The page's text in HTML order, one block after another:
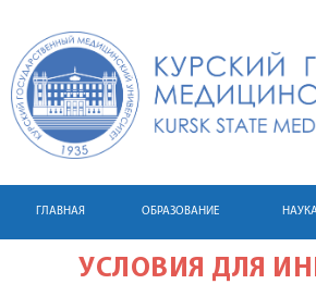
ГЛАВНАЯ ОБРАЗОВАНИЕ
УСЛОВИЯ ДЛЯ